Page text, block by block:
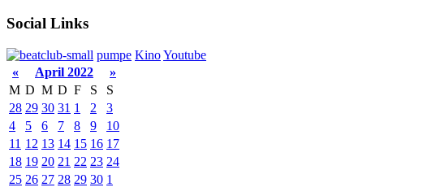
Social Links
pumpe KinoYoutube
«
April 2022
»
M D M D F S
S
28 29 30 31 1 2
3
4
5 6 7 8 9
10
11 12 13 14 15 16 17
18 19 20 21 22 23 24
25 26 27 28 29 30 1